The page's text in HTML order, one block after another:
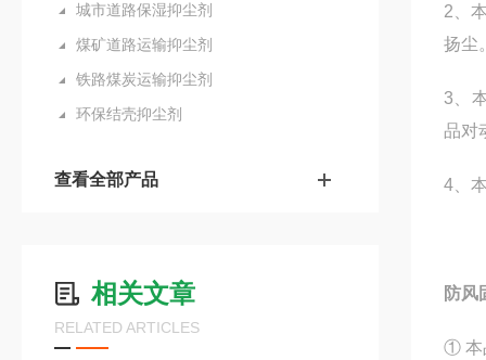
城市道路保湿抑尘剂
煤矿道路运输抑尘剂
铁路煤炭运输抑尘剂
环保结壳抑尘剂
查看全部产品
相关文章
RELATED ARTICLES
2、
扬尘
3、
品对
4、
防风
① 本